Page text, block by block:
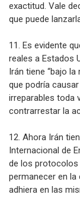
exactitud. Vale
que puede
11. Es evidente
reales a Estados
Irán tiene “bajo
que podría
irreparables toda
contrarrestar la
12. Ahora Irán
Internacional de
de los protocolos
permanecer en la
adhiera en las